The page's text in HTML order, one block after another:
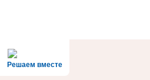
Решаем вместе